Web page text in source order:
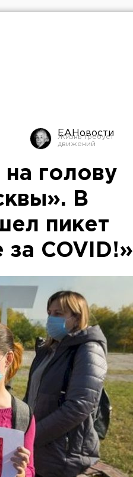
ЕАНовости
голову
В
пикет
за COVID!»